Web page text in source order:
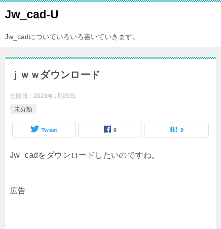
Jw_cad-U
Jw_cadについていろいろ書いていきます。
ｊｗｗダウンロード
公開日： 2023年1月25日
未分類
Tweet 0 0
Jw_cadをダウンロードしたいのですね。
広告